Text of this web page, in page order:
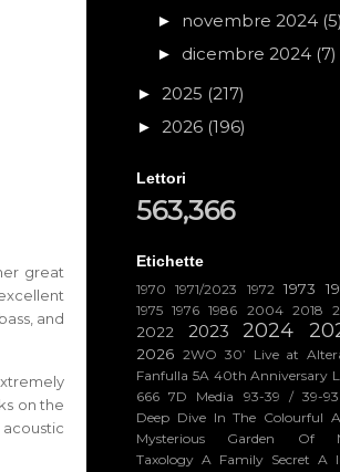
great
and
on the
► novembre 2024 (5)
► dicembre 2024 (7)
► 2025 (217)
► 2026 (196)
Lettori
563,366
Etichette
1970 1971/2023 1972 1973
1975 1976 1986 2004 2018
2022 2023 2024
2026 2WO 30’ Live at
Fanfulla 5A 40th Anniversary
666 7D Media 93-39 / 39-93
Deep Dive In The Colourful
Mysterious Garden Of
Taxology A Family Secret A